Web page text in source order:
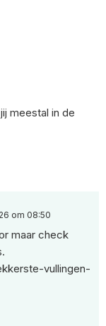
meestal in de
om 08:50
maar check
vullingen-